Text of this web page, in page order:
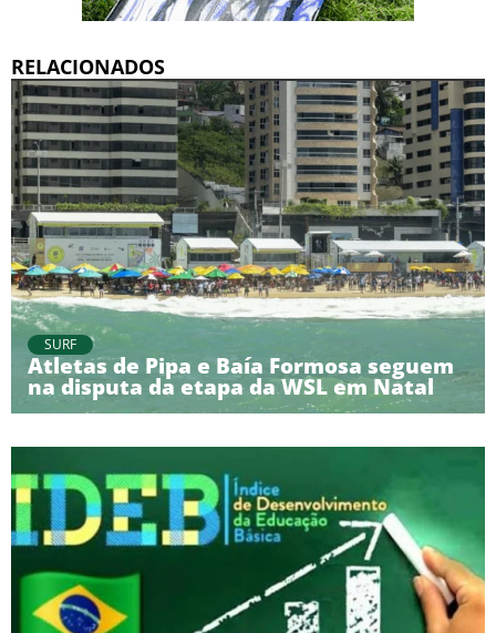
RELACIONADOS
SURF
Atletas de Pipa e Baía Formosa seguem
na disputa da etapa da WSL em Natal